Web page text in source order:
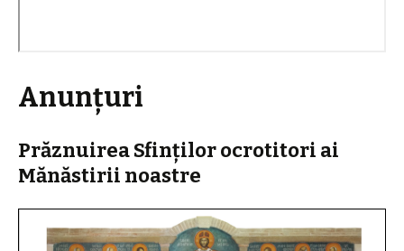
Anunțuri
Prăznuirea Sfinților ocrotitori ai
Mănăstirii noastre